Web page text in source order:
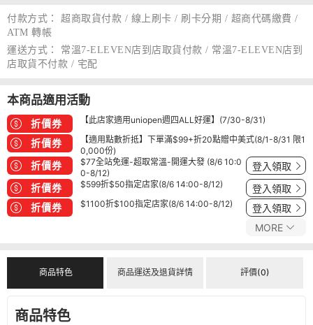
付款方式：
超商取貨付款 / 線上刷卡 / 刷卡分期 / 超商代碼繳費 /
ATM 轉帳
運送方式：
常溫7-ELEVEN店到店取貨付款 / 常溫7-ELEVEN店到
店取貨不付款 / 宅配
本商品適用活動
折價券 【此店家適用uniopen週四ALL好運】(7/30-8/31)
折價券
【適用點數折抵】下單滿$99+折20點贈中美式(8/1-8/31 限1
0,000份)
折價券
$77全站免運-超取常溫-開運大發 (8/6 10:0
0-8/12)
登入領取
折價券 $599折$50指定店家(8/6 14:00-8/12) 登入領取
折價券 $1100折$100指定店家(8/6 14:00-8/12) 登入領取
MORE
商品特色 商品運送及退貨詳情 評價(0)
商品特色